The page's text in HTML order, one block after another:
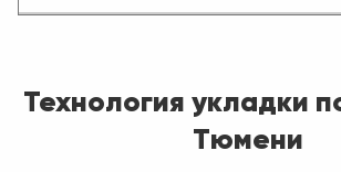
Технология укладки
Тюмени